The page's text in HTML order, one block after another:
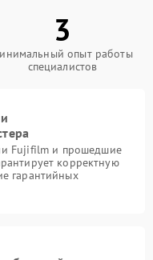
3
опыт работы
специалистов
Fujifilm и прошедшие
корректную
гарантийных